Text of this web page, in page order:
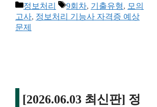
카
테
고
정보처리
태
그
9회차, 기출유형, 모의
고사, 정보처리 기능사 자격증 예상
문제
[2026.06.03 최신판] 정